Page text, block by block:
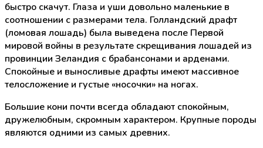
быстро скачут. Глаза и уши довольно маленькие в
соотношении с размерами тела. Голландский драфт
(ломовая лошадь) была выведена после Первой
мировой войны в результате скрещивания лошадей из
провинции Зеландия с брабансонами и арденами.
Спокойные и выносливые драфты имеют массивное
телосложение и густые «носочки» на ногах.
Большие кони почти всегда обладают спокойным,
дружелюбным, скромным характером. Крупные породы
являются одними из самых древних.